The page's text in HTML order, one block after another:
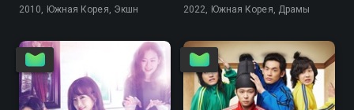
2010, Южная Корея, Экшн 2022, Южная Корея, Драмы